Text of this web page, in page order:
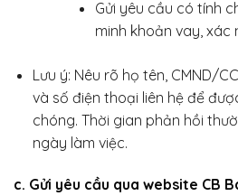
Gửi yêu cầu có tính
minh khoản vay, xác
Lưu ý: Nêu rõ họ tên, CMND/
và số điện thoại liên hệ để
chóng. Thời gian phản hồi
ngày làm việc.
c. Gửi yêu cầu qua website CB